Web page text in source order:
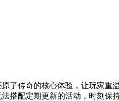
了传奇的核心体验，让玩家
搭配定期更新的活动，时刻